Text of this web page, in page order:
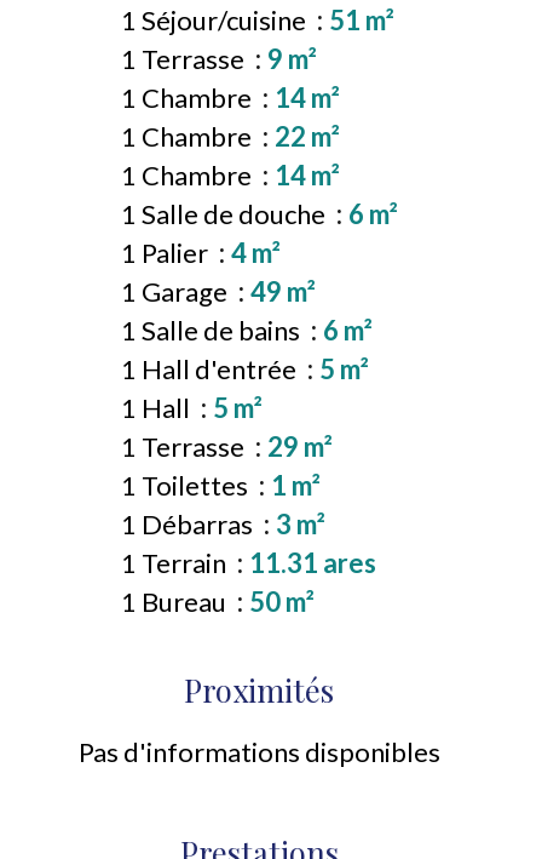
1 Séjour/cuisine
51 m²
1 Terrasse
9 m²
1 Chambre
14 m²
1 Chambre
22 m²
1 Chambre
14 m²
1 Salle de douche
6 m²
1 Palier
4 m²
1 Garage
49 m²
1 Salle de bains
6 m²
1 Hall d'entrée
5 m²
1 Hall
5 m²
1 Terrasse
29 m²
1 Toilettes
1 m²
1 Débarras
3 m²
1 Terrain
11.31 ares
1 Bureau
50 m²
Proximités
Pas d'informations disponibles